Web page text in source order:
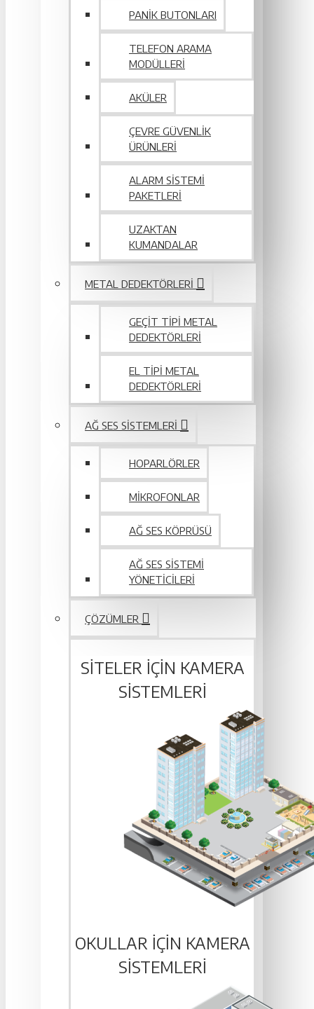
PANIK BUTONLARI
TELEFON ARAMA
MODÜLLERI
AKÜLER
ÇEVRE GÜVENLIK
ÜRÜNLERI
ALARM SISTEMI
PAKETLERI
UZAKTAN
KUMANDALAR
METAL DEDEKTÖRLERI
GEÇIT TIPI METAL
DEDEKTÖRLERI
EL TIPI METAL
DEDEKTÖRLERI
AĞ SES SISTEMLERI
HOPARLÖRLER
MIKROFONLAR
AĞ SES KÖPRÜSÜ
AĞ SES SISTEMI
YÖNETICILERI
ÇÖZÜMLER
SITELER IÇIN KAMERA
SISTEMLERI
OKULLAR IÇIN KAMERA
SISTEMLERI